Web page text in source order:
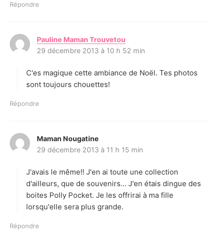
Répondre
Pauline Maman Trouvetou
i
:
29 décembre 2013 à 10 h 52 min
C'es magique cette ambiance de Noël. Tes photos
sont toujours chouettes!
Répondre
Maman Nougatine
:
29 décembre 2013 à 11 h 15 min
J'avais le même!! J'en ai toute une collection
d'ailleurs, que de souvenirs… J'en étais dingue des
boites Polly Pocket. Je les offrirai à ma fille
lorsqu'elle sera plus grande.
Répondre